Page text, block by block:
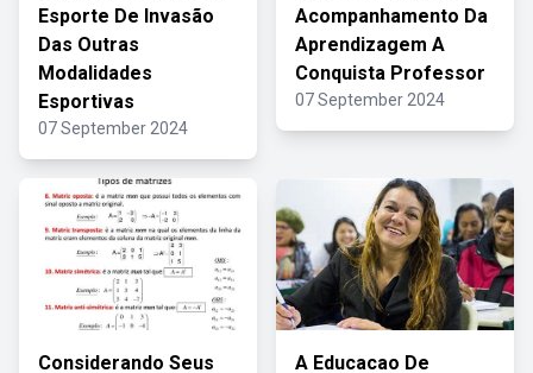
Esporte De Invasão
Das Outras
Modalidades
Esportivas
07 September 2024
Acompanhamento Da
Aprendizagem A
Conquista Professor
07 September 2024
Considerando Seus A Educacao De